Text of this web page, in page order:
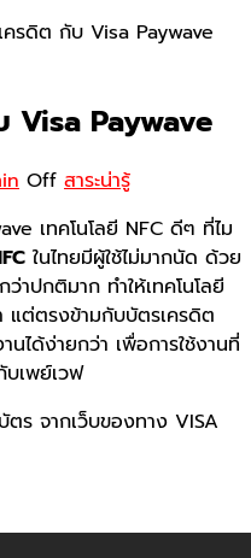
รดิต กับ Visa Paywave
Visa Paywave
Off สาระน่ารู้
เทคโนโลยี NFC ดีๆ ที่ไม
ในไทยมีผู้ใช้ไม่มากนัด ด้วย
าปกติมาก ทำให้เทคโนโลยี
แต่ตรงข้ามกับบัตรเครดิต
นได้ง่ายกว่า เพื่อการใช้งานที่
บเพย์เวฟ
ตร จากเว็บของทาง VISA